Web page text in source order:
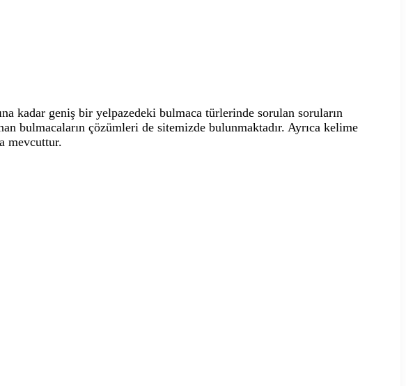
kadar geniş bir yelpazedeki bulmaca türlerinde sorulan soruların
bulmacaların çözümleri de sitemizde bulunmaktadır. Ayrıca kelime
mevcuttur.